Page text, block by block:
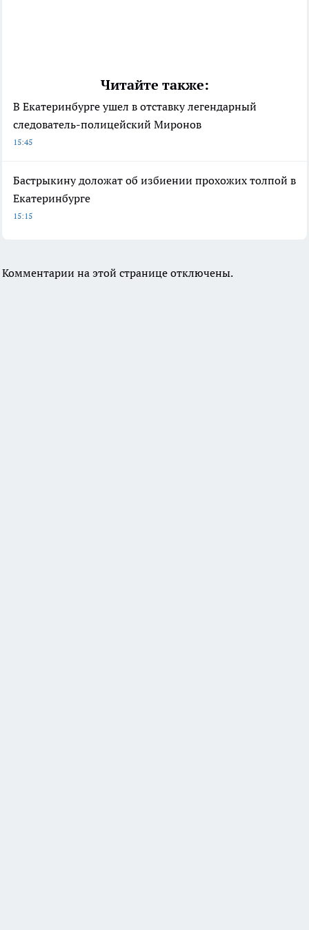
Читайте также:
В Екатеринбурге ушел в отставку легендарный
следователь-полицейский Миронов
15:45
Бастрыкину доложат об избиении прохожих толпой в
Екатеринбурге
15:15
Комментарии на этой странице отключены.